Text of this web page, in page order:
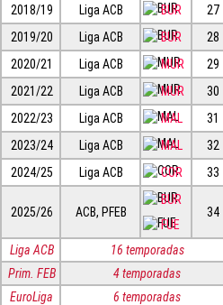
2018/19
Liga ACB BUR 27
2019/20
Liga ACB BUR 28
2020/21
Liga ACB MUR 29
2021/22
Liga ACB MUR 30
2022/23
Liga ACB MAL 31
2023/24
Liga ACB MAL 32
2024/25
Liga ACB COR 33
2025/26 ACB, PFEB
BUR
FUE
34
Liga ACB 16 temporadas
Prim. FEB
4 temporadas
EuroLiga
6 temporadas